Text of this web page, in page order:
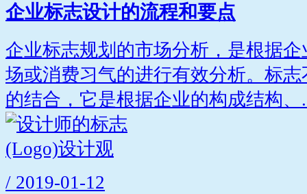
企业标志设计的流程和要点
企业标志规划的市场分析，是根据
场或消费习气的进行有效分析。标
的结合，它是根据企业的构成结构、
/ 2019-01-12